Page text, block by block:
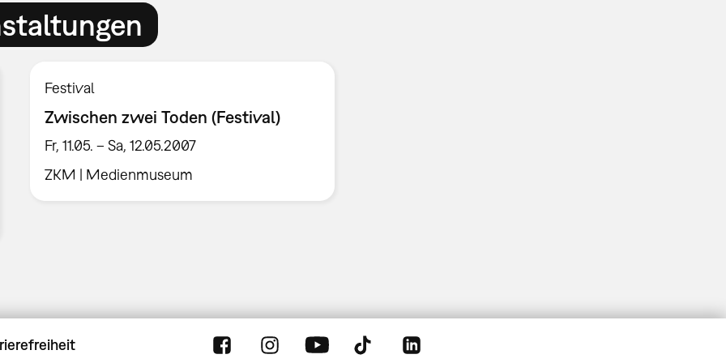
Festival
Zwischen zwei Toden (Festival)
Fr, 11.05. – Sa, 12.05.2007
ZKM | Medienmuseum